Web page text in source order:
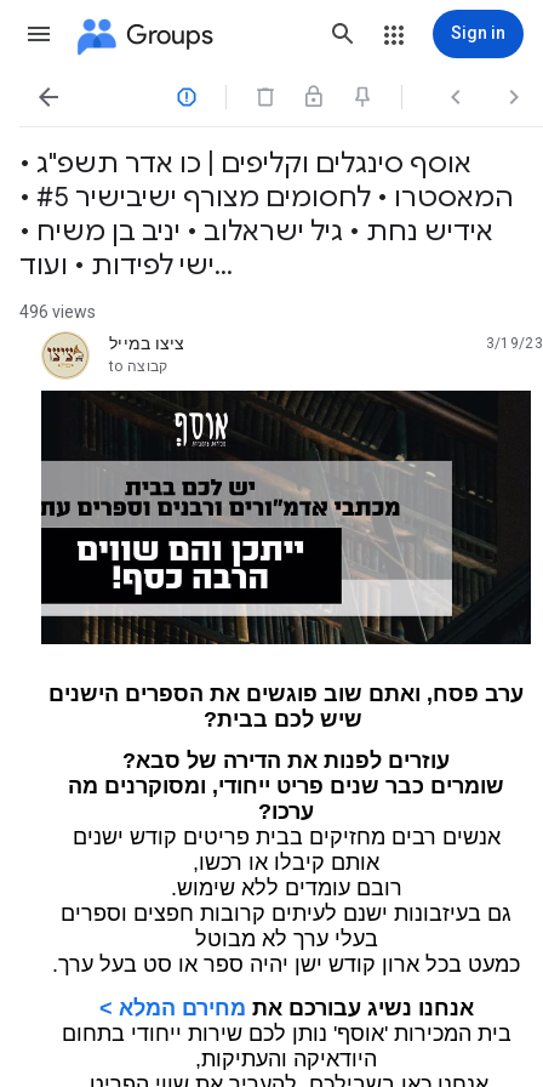
Groups Sign in
   
אוסף סינגלים וקליפים | כו אדר תשפ"ג •
המאסטרו • לחסומים מצורף ישיבישיר #5 •
אידיש נחת • גיל ישראלוב • יניב בן משיח •
ישי לפידות • ועוד...
496 views
ציצו במייל
unread,
3/19/23
to קבוצה
ערב פסח, ואתם שוב פוגשים את הספרים הישנים
שיש לכם בבית?
עוזרים לפנות את הדירה של סבא?
שומרים כבר שנים פריט ייחודי, ומסוקרנים מה
ערכו?
אנשים רבים מחזיקים בבית פריטים קודש ישנים
אותם קיבלו או רכשו,
רובם עומדים ללא שימוש.
גם בעיזבונות ישנם לעיתים קרובות חפצים וספרים
בעלי ערך לא מבוטל
כמעט בכל ארון קודש ישן יהיה ספר או סט בעל ערך.
אנחנו נשיג עבורכם את מחירם המלא >
בית המכירות 'אוסף' נותן לכם שירות ייחודי בתחום
היודאיקה והעתיקות,